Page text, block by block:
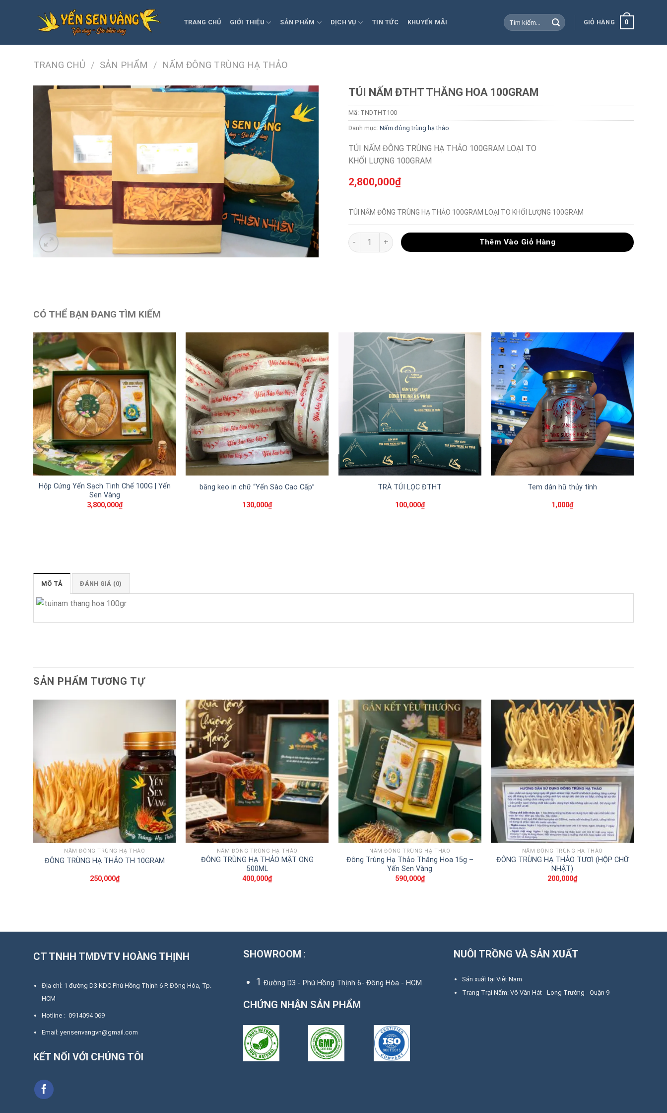
TRANG CHỦ GIỚI THIỆU SẢN PHẨM DỊCH VỤ TIN TỨC KHUYẾN MÃI
Tìm
kiếm:
GIỎ HÀNG 0
TRANG CHỦ / SẢN PHẨM / NẤM ĐÔNG TRÙNG HẠ THẢO
TÚI NẤM ĐTHT THĂNG HOA 100GRAM
Mã: TNDTHT100
Danh mục: Nấm đông trùng hạ thảo
TÚI NẤM ĐÔNG TRÙNG HẠ THẢO 100GRAM LOẠI TO
KHỐI LƯỢNG 100GRAM
2,800,000₫
TÚI NẤM ĐÔNG TRÙNG HẠ THẢO 100GRAM LOẠI TO KHỐI LƯỢNG 100GRAM
TÚI NẤM ĐTHT THĂNG HOA 100GRAM số lượng
Thêm Vào Giỏ Hàng
CÓ THỂ BẠN ĐANG TÌM KIẾM
Hộp Cứng Yến Sạch Tinh Chế 100G | Yến
Sen Vàng
3,800,000₫
băng keo in chữ “Yến Sào Cao Cấp”
130,000₫
TRÀ TÚI LỌC ĐTHT
100,000₫
Tem dán hũ thủy tính
1,000₫
MÔ TẢ ĐÁNH GIÁ (0)
SẢN PHẨM TƯƠNG TỰ
NẤM ĐÔNG TRÙNG HẠ THẢO
ĐÔNG TRÙNG HẠ THẢO TH 10GRAM
250,000₫
NẤM ĐÔNG TRÙNG HẠ THẢO
ĐÔNG TRÙNG HẠ THẢO MẬT ONG
500ML
400,000₫
NẤM ĐÔNG TRÙNG HẠ THẢO
Đông Trùng Hạ Thảo Thăng Hoa 15g –
Yến Sen Vàng
590,000₫
NẤM ĐÔNG TRÙNG HẠ THẢO
ĐÔNG TRÙNG HẠ THẢO TƯƠI (HỘP CHỮ
NHẬT)
200,000₫
CT TNHH TMDVTV HOÀNG THỊNH
Địa chỉ: 1 đường D3 KDC Phú Hồng Thịnh 6 P. Đông Hòa, Tp.
HCM
Hotline : 0914094 069
Email: yensenvangvn@gmail.com
KẾT NỐI VỚI CHÚNG TÔI
SHOWROOM :
1 Đường D3 - Phú Hồng Thịnh 6- Đông Hòa - HCM
CHỨNG NHẬN SẢN PHẨM
NUÔI TRỒNG VÀ SẢN XUẤT
Sản xuất tại Việt Nam
Trang Trại Nấm: Võ Văn Hát - Long Trường - Quận 9